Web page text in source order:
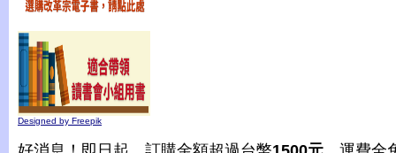
Designed by Freepik